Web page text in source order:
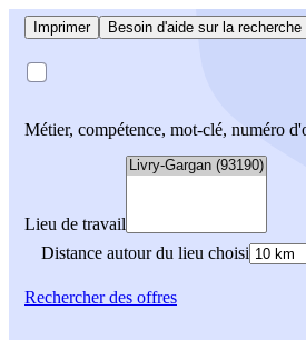
Imprimer Besoin d'aide sur la
Métier, compétence, mot-clé, numéro
Lieu de travail
Distance autour du lieu choisi
Rechercherdes offres